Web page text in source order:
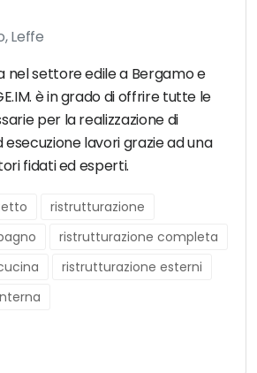
Leffe
nel settore edile a Bergamo e
è in grado di offrire tutte le
per la realizzazione di
lavori grazie ad una
fidati ed esperti.
ristrutturazione
ristrutturazione completa
ristrutturazione esterni